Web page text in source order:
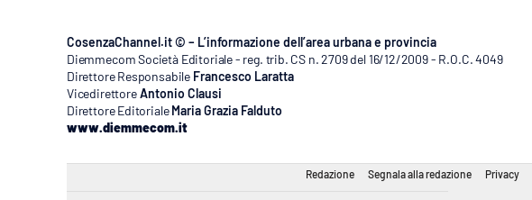
CosenzaChannel.it © – L’informazione dell’area urbana e provincia
Diemmecom Società Editoriale - reg. trib. CS n. 2709 del 16/12/2009 - R.O.C. 4049
Direttore Responsabile Francesco Laratta
VicedirettoreAntonio Clausi
Direttore Editoriale Maria Grazia Falduto
www.diemmecom.it
Redazione Segnala alla redazione Privacy